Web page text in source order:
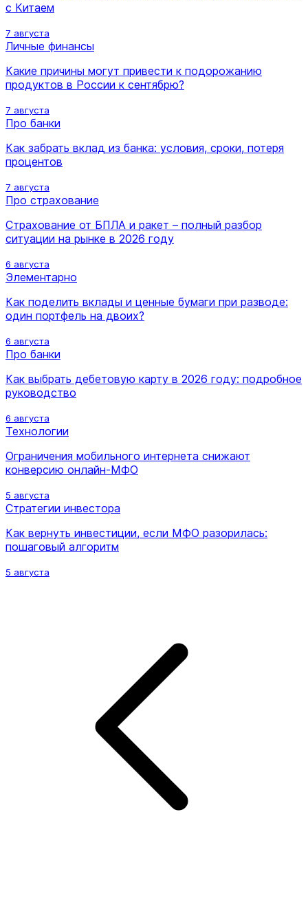
с Китаем
7 августа
Личные финансы
Какие причины могут привести к подорожанию
продуктов в России к сентябрю?
7 августа
Про банки
Как забрать вклад из банка: условия, сроки, потеря
процентов
7 августа
Про страхование
Страхование от БПЛА и ракет – полный разбор
ситуации на рынке в 2026 году
6 августа
Элементарно
Как поделить вклады и ценные бумаги при разводе:
один портфель на двоих?
6 августа
Про банки
Как выбрать дебетовую карту в 2026 году: подробное
руководство
6 августа
Технологии
Ограничения мобильного интернета снижают
конверсию онлайн-МФО
5 августа
Стратегии инвестора
Как вернуть инвестиции, если МФО разорилась:
пошаговый алгоритм
5 августа